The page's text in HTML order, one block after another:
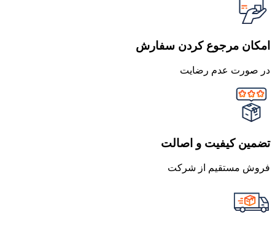
امکان مرجوع کردن سفارش
در صورت عدم رضایت
تضمین کیفیت و اصالت
فروش مستقیم از شرکت